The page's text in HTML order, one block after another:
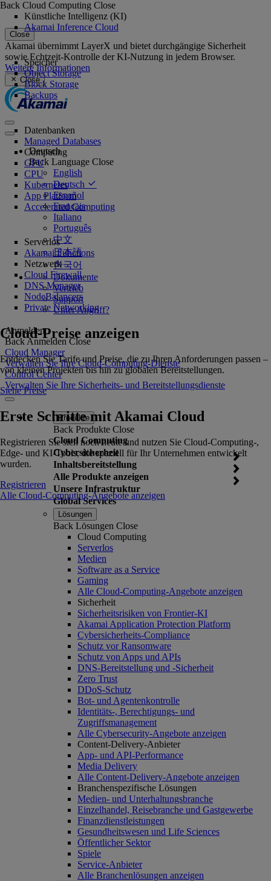
Close
Akamai übernimmt LayerX und bietet durchgängige Sicherheit
sowie Echtzeit-Kontrolle der KI-Nutzung in jedem Browser.
Weitere Informationen
Close
Deutsch
Back Language Close
English
Deutsch
Español
Français
Italiano
Português
中文
日本語
한국어
Dokumente
Vertrieb
Support
Unter Angriff?
Anmelden
BackAnmelden Close
Cloud Manager
Verwalten Sie Ihre Cloud-Computing-Dienste
Control Center
Verwalten Sie Ihre Sicherheits- und Bereitstellungsdienste
Produkte
Back Produkte Close
Cloud Computing
Cybersicherheit
Inhaltsbereitstellung
Alle Produkte anzeigen
Unsere Infrastruktur
Global Services
Back Cloud Computing Close
Künstliche Intelligenz (KI)
Akamai Inference Cloud
Speicher
Object Storage
Block Storage
Backups
Datenbanken
Managed Databases
Computing
GPU
CPU
Kubernetes
App Platform
Accelerated Computing
Serverlos
Akamai Functions
Netzwerk
Cloud Firewall
DNS Manager
NodeBalancers
Private Networking
Cloud-Preise anzeigen
Entdecken Sie Tarife und Preise, die zu Ihren Anforderungen passen –
von kleinen Projekten bis hin zu globalen Bereitstellungen.
Siehe Preise
Erste Schritte mit Akamai Cloud
Registrieren Sie sich noch heute und nutzen Sie Cloud-Computing-,
Edge- und KI-Tools, die speziell für Ihr Unternehmen entwickelt
wurden.
Registrieren
Alle Cloud-Computing-Angebote anzeigen
Lösungen
Back Lösungen Close
Cloud Computing
Serverlos
Medien
Software as a Service
Gaming
Alle Cloud-Computing-Angebote anzeigen
Sicherheit
Sicherheitsrisiken von Frontier-KI
Akamai Application Protection Platform
Cybersicherheits-Compliance
Schutz vor Ransomware
Schutz von Apps und APIs
DNS-Bereitstellung und -Sicherheit
Zero Trust
DDoS-Schutz
Bot- und Agentenkontrolle
Identitäts-, Berechtigungs- und
Zugriffsmanagement
Alle Cybersecurity-Angebote anzeigen
Content-Delivery-Anbieter
App- und API-Performance
Media Delivery
Alle Content-Delivery-Angebote anzeigen
Branchenspezifische Lösungen
Medien- und Unterhaltungsbranche
Einzelhandel, Reisebranche und Gastgewerbe
Finanzdienstleistungen
Gesundheitswesen und Life Sciences
Öffentlicher Sektor
Spiele
Service-Anbieter
Alle Branchenlösungen anzeigen